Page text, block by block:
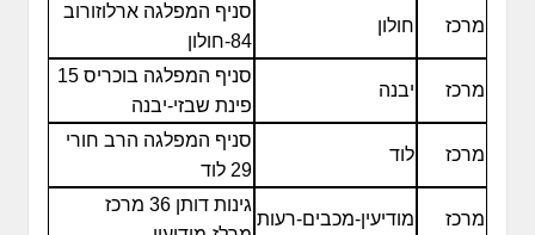
מרכז חולון
סניף המפלגה ארלוזורוב
84-חולון
מרכז יבנה
סניף המפלגה בוכריס 15
פינת שבזי-יבנה
מרכז לוד
סניף המפלגה הרב חורי
29 לוד
מרכז מודיעין-מכבים-רעות
גינות דותן 36 מרכז